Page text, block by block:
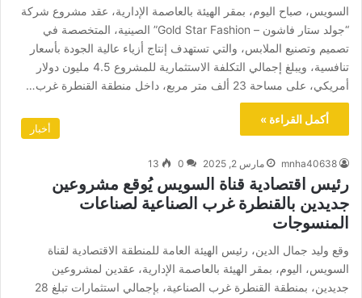
السويس، صباح اليوم، بمقر الهيئة بالعاصمة الإدارية، عقد مشروع شركة
“جولد ستار فاشون – Gold Star Fashion” الصينية، المتخصصة في
تصميم وتصنيع الملابس، والتي تستهدف إنتاج أزياء عالية الجودة بأسعار
تنافسية، ويبلغ إجمالي التكلفة الاستثمارية للمشروع 4.5 مليون دولار
أمريكي، على مساحة 23 ألف متر مربع، داخل منطقة القنطرة غرب…
أكمل القراءة »
أخبار
mnha40638 مارس 2, 2025 0
13
رئيس اقتصادية قناة السويس يُوقع مشروعين
جديدين بالقنطرة غرب الصناعية لصناعات
المنسوجات
وقع وليد جمال الدين، رئيس الهيئة العامة للمنطقة الاقتصادية لقناة
السويس، اليوم، بمقر الهيئة بالعاصمة الإدارية، عقدين لمشروعين
جديدين، بمنطقة القنطرة غرب الصناعية، بإجمالي استثمارات تبلغ 28